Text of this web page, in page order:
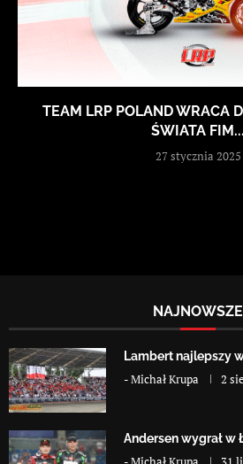
TEAM LRP POLAND WRACA
ŚWIATA FIM...
27 stycznia 2025
NAJNOWSZE
Lambert najlepszy
-Michał Krupa 2
Andersen wygrał w